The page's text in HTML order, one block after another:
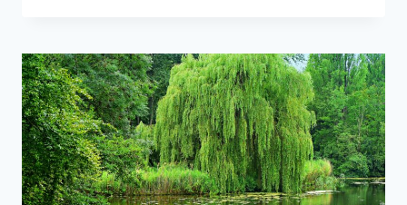
PROTECTION
DE
L’ENFANCE
: